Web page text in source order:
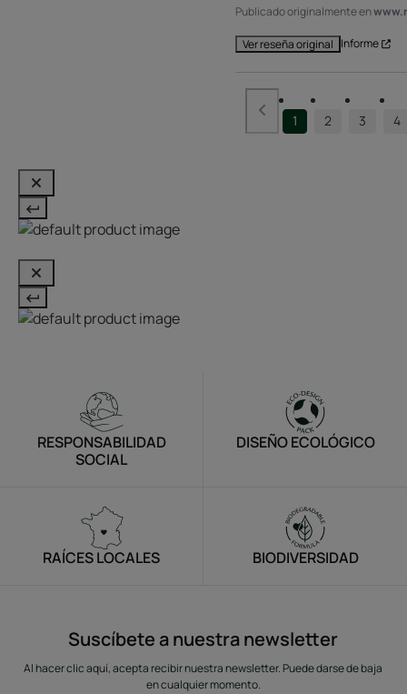
Publicado originalmente en
Ver reseña original Informe
1 2 3 4
RESPONSABILIDAD
SOCIAL
DISEÑO ECOLÓGICO
RAÍCES LOCALES BIODIVERSIDAD
Suscíbete a nuestra newsletter
Al hacer clic aquí, acepta recibir nuestra newsletter. Puede darse de baja
en cualquier momento.